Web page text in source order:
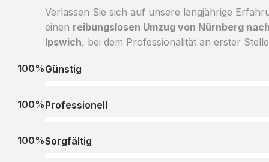
Verlassen Sie sich auf unsere langjährige
einen reibungslosen Umzug von Nürnberg
Ipswich, bei dem Professionalität an erster
Günstig
100%
Professionell
100%
Sorgfältig
100%